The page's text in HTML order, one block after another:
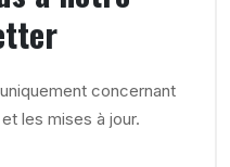
concernant
les mises à jour.